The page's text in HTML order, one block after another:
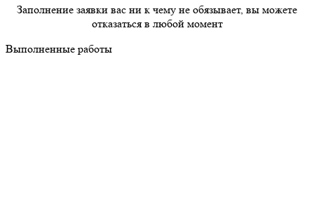
Заполнение заявки вас ни к чему не обязывает, вы можете
отказаться в любой момент
Выполненные работы